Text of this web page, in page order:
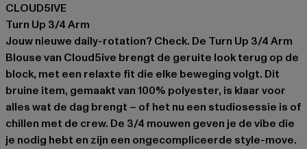
CLOUD5IVE
Turn Up 3/4 Arm
Jouw nieuwe daily-rotation? Check. De Turn Up 3/4 Arm
Blouse van Cloud5ive brengt de geruite look terug op de
block, met een relaxte fit die elke beweging volgt. Dit
bruine item, gemaakt van 100% polyester, is klaar voor
alles wat de dag brengt – of het nu een studiosessie is of
chillen met de crew. De 3/4 mouwen geven je de vibe die
je nodig hebt en zijn een ongecompliceerde style-move.